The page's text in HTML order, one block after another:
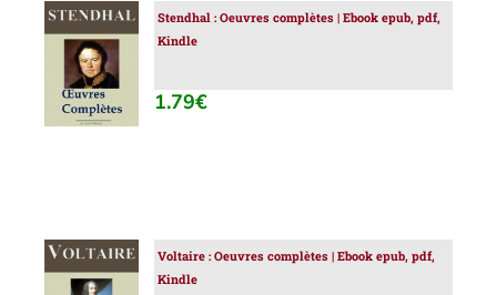
AJOUTER
AU
PANIER
/
DÉTAILS
Stendhal : Oeuvres complètes | Ebook epub, pdf,
Kindle
1.79€
AJOUTER
AU
Voltaire : Oeuvres complètes | Ebook epub, pdf,
Kindle